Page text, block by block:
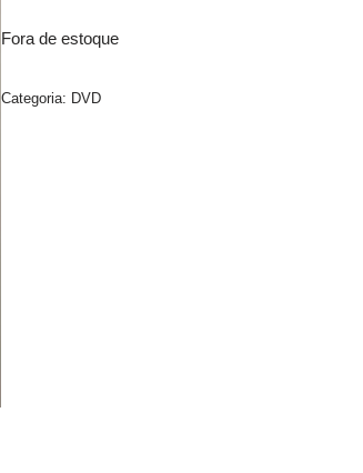
Fora de estoque
Categoria: DVD